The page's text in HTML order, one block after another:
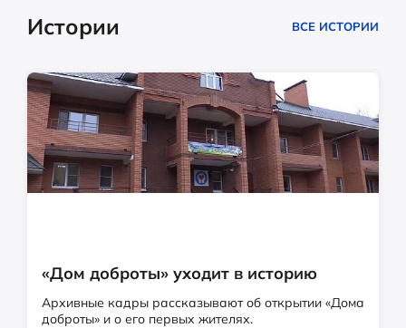
Истории ВСЕ ИСТОРИИ
«Дом доброты» уходит в историю
Архивные кадры рассказывают об открытии «Дома
доброты» и о его первых жителях.